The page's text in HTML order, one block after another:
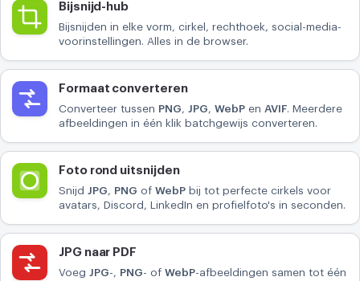
Bijsnijd-hub
Bijsnijden in elke vorm, cirkel, rechthoek, social-media-
voorinstellingen. Alles in de browser.
Formaat converteren
Converteer tussen PNG, JPG, WebP en AVIF. Meerdere
afbeeldingen in één klik batchgewijs converteren.
Foto rond uitsnijden
Snijd JPG, PNG of WebP bij tot perfecte cirkels voor
avatars, Discord, LinkedIn en profielfoto's in seconden.
JPG naar PDF
Voeg JPG-, PNG- of WebP-afbeeldingen samen tot één